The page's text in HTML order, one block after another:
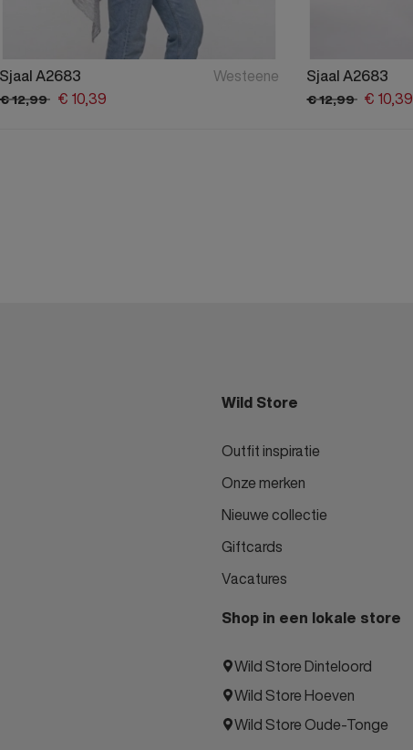
Sjaal A2683 Westeene
€12,99 € 10,39
Sjaal A2683
€12,99 € 10,39
Wild Store
Outfit inspiratie
Onze merken
Nieuwe collectie
Giftcards
Vacatures
Shop in een lokale store
Wild Store Dinteloord
Wild Store Hoeven
Wild Store Oude-Tonge